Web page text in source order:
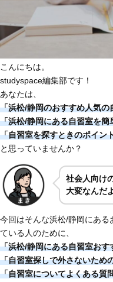
こんにちは。
studyspace編集部です！
あなたは、
「浜松/静岡のおすすめ人気の
「浜松/静岡にある自習室を簡
「自習室を探すときのポイン
と思っていませんか？
社会人向け
大変なんだ
今回はそんな浜松/静岡にある
ている人のために、
「浜松/静岡にある自習室おす
「自習室探しで外さないため
「自習室についてよくある質